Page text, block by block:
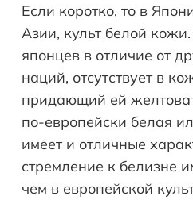
Если коротко, то в
Азии, культ белой
японцев в отличие от
наций, отсутствует в
придающий ей
по-европейски белая
имеет и отличные
стремление к белизне
чем в европейской